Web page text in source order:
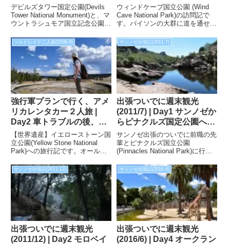
ントラシュモア訪問
デビルズタワー国定公園(Devils
Tower National Monument)と、マ
ウントラシュモア国立記念公園
Memorial）の訪問記です。
う途中、バイソンが道を通
せんぼ
ウィンドケーブ国立公園 (Wind
Cave National Park)の訪問記で
す。バイソンの大群に道を通せん
ことになるので、ウィンドケーブ
国立公園のツアーを予約している
場合は余裕を持って行動しましょ
う。
ソルトレイク二人旅(2009.9)
強行軍プランで行く、アメ
リカレンタカー２人旅 |
Day2 車トラブルの後、イ
エローストーン国立公園へ
【世界遺産】イエローストーン国
立公園(Yellow Stone National
Park)への旅行記です。オール
ーニング・グローリー・プールな
どを夫婦で訪れ、夜は園内にある
Grand Villageに宿泊しました。
サンノゼ出張記(2011.7)
出張ついでに週末観光
(2011/7) | Day1 サンノゼか
らピナクルズ国定公園へ行
ってきました。
サンノゼ出張のついでに前職の先
輩とピナクルズ国立公園
(Pinnacles National Park)に行っ
で行けるので気軽に国立公園デビ
ューするにはうってつけの場所で
す。
サンノゼ出張記(2011.12)
出張ついでに週末観光
(2011/12) | Day2 モロベイ
サンノゼ出張記(2016.6)
出張ついでに週末観光
(2016/6) | Day4 オークラン